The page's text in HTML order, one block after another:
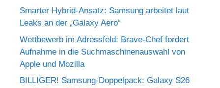
Smarter Hybrid-Ansatz: Samsung arbeitet laut
Leaks an der „Galaxy Aero“
Wettbewerb im Adressfeld: Brave-Chef fordert
Aufnahme in die Suchmaschinenauswahl von
Apple und Mozilla
BILLIGER! Samsung-Doppelpack: Galaxy S26